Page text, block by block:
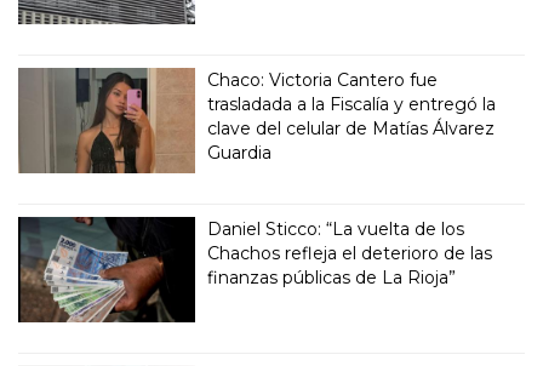
Chaco: Victoria Cantero fue
trasladada a la Fiscalía y entregó la
clave del celular de Matías Álvarez
Guardia
Daniel Sticco: “La vuelta de los
Chachos refleja el deterioro de las
finanzas públicas de La Rioja”